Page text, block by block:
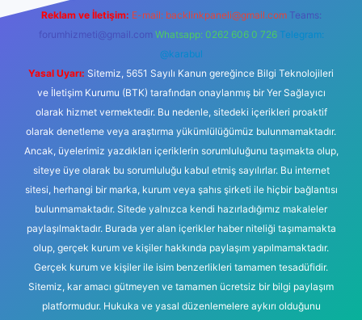
Reklam ve İletişim: E-mail: backlinkpaneli@gmail.com Teams:
forumhizmeti@gmail.com Whatsapp: 0262 606 0 726 Telegram:
@karabul
Yasal Uyarı: Sitemiz, 5651 Sayılı Kanun gereğince Bilgi Teknolojileri
ve İletişim Kurumu (BTK) tarafından onaylanmış bir Yer Sağlayıcı
olarak hizmet vermektedir. Bu nedenle, sitedeki içerikleri proaktif
olarak denetleme veya araştırma yükümlülüğümüz bulunmamaktadır.
Ancak, üyelerimiz yazdıkları içeriklerin sorumluluğunu taşımakta olup,
siteye üye olarak bu sorumluluğu kabul etmiş sayılırlar. Bu internet
sitesi, herhangi bir marka, kurum veya şahıs şirketi ile hiçbir bağlantısı
bulunmamaktadır. Sitede yalnızca kendi hazırladığımız makaleler
paylaşılmaktadır. Burada yer alan içerikler haber niteliği taşımamakta
olup, gerçek kurum ve kişiler hakkında paylaşım yapılmamaktadır.
Gerçek kurum ve kişiler ile isim benzerlikleri tamamen tesadüfidir.
Sitemiz, kar amacı gütmeyen ve tamamen ücretsiz bir bilgi paylaşım
platformudur. Hukuka ve yasal düzenlemelere aykırı olduğunu